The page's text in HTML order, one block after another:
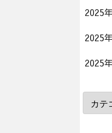
2025
2025
2025